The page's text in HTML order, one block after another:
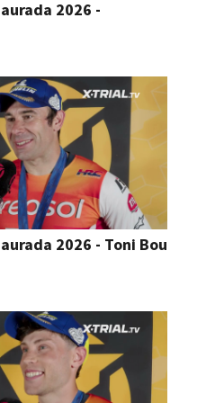
2026 -
2026 - Toni Bou